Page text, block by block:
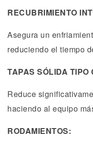
RECUBRIMIENTO
Asegura un
reduciendo el tiempo
TAPAS SÓLIDA TIPO
Reduce
haciendo al equipo
RODAMIENTOS: